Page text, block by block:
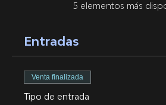
5 elementos más
Entradas
Venta finalizada
Tipo de entrada